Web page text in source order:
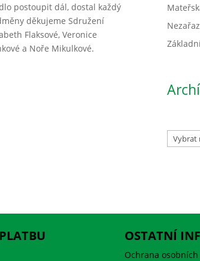
postoupit dál, dostal každý
děkujeme Sdružení
Flaksové, Veronice
a Noře Mikulkové.
OSTATNÍ
Ochrana